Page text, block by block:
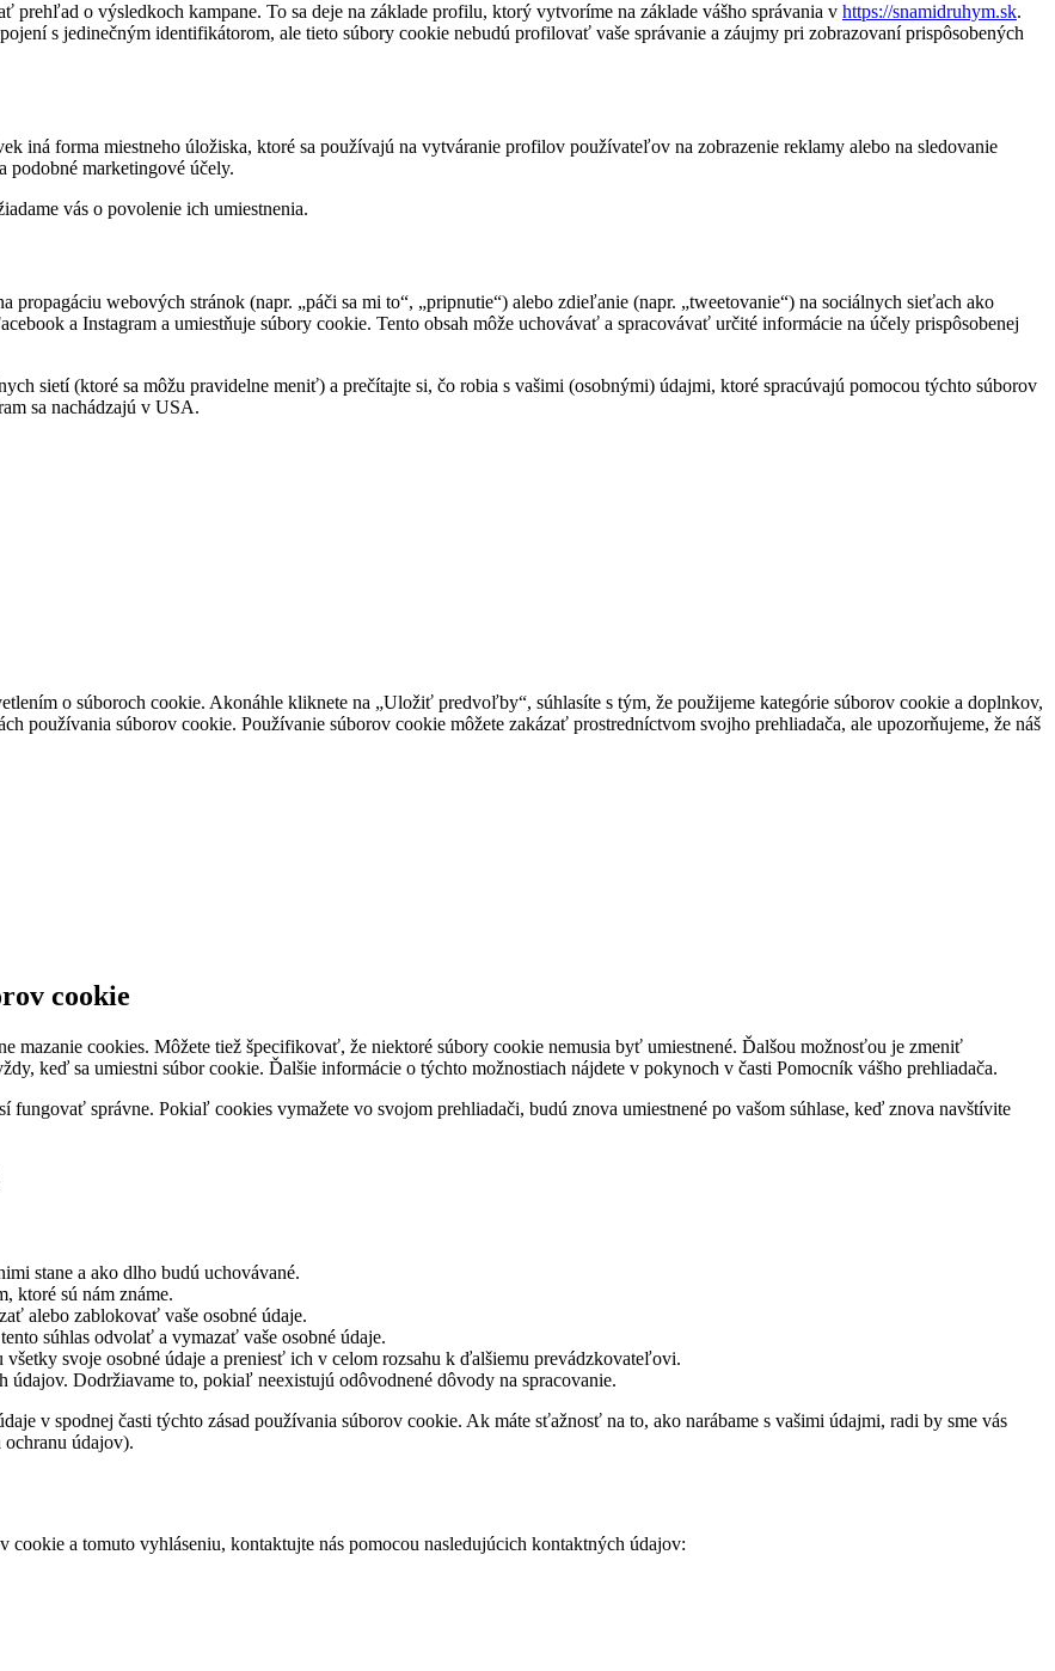
prehľad o výsledkoch kampane. To sa deje na základe profilu, ktorý vytvoríme na základe vášho správania v https://snamidruhym.sk.
s jedinečným identifikátorom, ale tieto súbory cookie nebudú profilovať vaše správanie a záujmy pri zobrazovaní prispôsobených
iná forma miestneho úložiska, ktoré sa používajú na vytváranie profilov používateľov na zobrazenie reklamy alebo na sledovanie
marketingové účely.
vás o povolenie ich umiestnenia.
propagáciu webových stránok (napr. „páči sa mi to“, „pripnutie“) alebo zdieľanie (napr. „tweetovanie“) na sociálnych sieťach ako
a Instagram a umiestňuje súbory cookie. Tento obsah môže uchovávať a spracovávať určité informácie na účely prispôsobenej
sietí (ktoré sa môžu pravidelne meniť) a prečítajte si, čo robia s vašimi (osobnými) údajmi, ktoré spracúvajú pomocou týchto súborov
sa nachádzajú v USA.
o súboroch cookie. Akonáhle kliknete na „Uložiť predvoľby“, súhlasíte s tým, že použijeme kategórie súborov cookie a doplnkov,
používania súborov cookie. Používanie súborov cookie môžete zakázať prostredníctvom svojho prehliadača, ale upozorňujeme, že náš
cookie
mazanie cookies. Môžete tiež špecifikovať, že niektoré súbory cookie nemusia byť umiestnené. Ďalšou možnosťou je zmeniť
keď sa umiestni súbor cookie. Ďalšie informácie o týchto možnostiach nájdete v pokynoch v časti Pomocník vášho prehliadača.
fungovať správne. Pokiaľ cookies vymažete vo svojom prehliadači, budú znova umiestnené po vašom súhlase, keď znova navštívite
stane a ako dlho budú uchovávané.
ktoré sú nám známe.
alebo zablokovať vaše osobné údaje.
súhlas odvolať a vymazať vaše osobné údaje.
svoje osobné údaje a preniesť ich v celom rozsahu k ďalšiemu prevádzkovateľovi.
Dodržiavame to, pokiaľ neexistujú odôvodnené dôvody na spracovanie.
v spodnej časti týchto zásad používania súborov cookie. Ak máte sťažnosť na to, ako narábame s vašimi údajmi, radi by sme vás
údajov).
a tomuto vyhláseniu, kontaktujte nás pomocou nasledujúcich kontaktných údajov: